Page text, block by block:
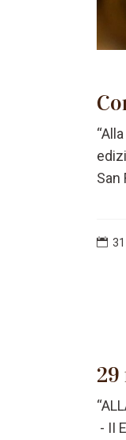
San
- II